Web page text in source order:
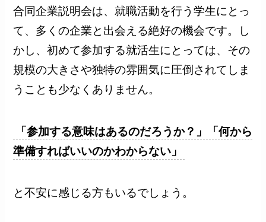
合同企業説明会は、就職活動を行う学生にとっ
て、多くの企業と出会える絶好の機会です。し
かし、初めて参加する就活生にとっては、その
規模の大きさや独特の雰囲気に圧倒されてしま
うことも少なくありません。
「参加する意味はあるのだろうか？」「何から
準備すればいいのかわからない」
と不安に感じる方もいるでしょう。